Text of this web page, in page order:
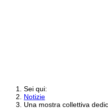
Sei qui:
Notizie
Una mostra collettiva